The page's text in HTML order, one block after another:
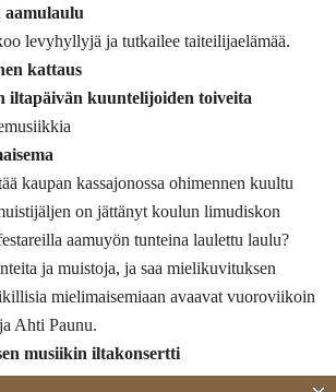
aamulaulu
levyhyllyjä ja tutkailee taiteilijaelämää.
kattaus
iltapäivän kuuntelijoiden toiveita
kaupan kassajonossa ohimennen kuultu
on jättänyt koulun limudiskon
aamuyön tunteina laulettu laulu?
ja muistoja, ja saa mielikuvituksen
mielimaisemiaan avaavat vuoroviikoin
Ahti Paunu.
musiikin iltakonsertti
Liisa Kaakinen-Pilch, viulu, Markus